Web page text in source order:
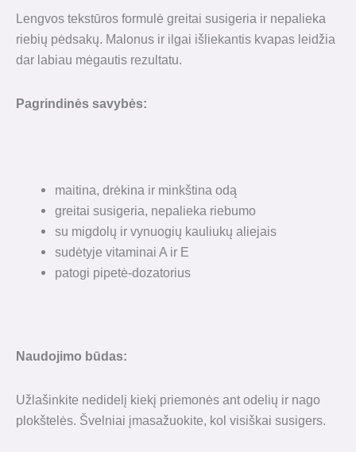
Lengvos tekstūros formulė greitai susigeria ir nepalieka
riebių pėdsakų. Malonus ir ilgai išliekantis kvapas leidžia
dar labiau mėgautis rezultatu.
Pagrindinės savybės:
maitina, drėkina ir minkština odą
greitai susigeria, nepalieka riebumo
su migdolų ir vynuogių kauliukų aliejais
sudėtyje vitaminai A ir E
patogi pipetė-dozatorius
Naudojimo būdas:
Užlašinkite nedidelį kiekį priemonės ant odelių ir nago
plokštelės. Švelniai įmasažuokite, kol visiškai susigers.